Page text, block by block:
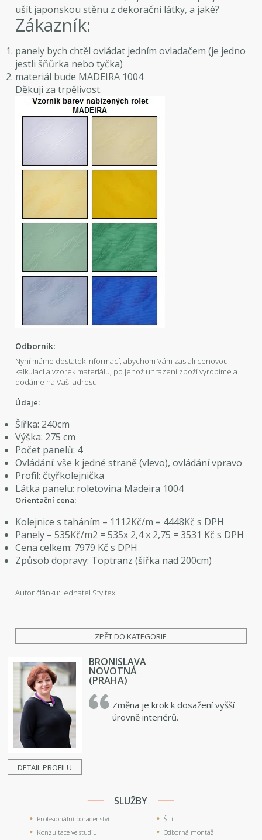
ušít japonskou stěnu z dekorační látky, a jaké?
Zákazník:
panely bych chtěl ovládat jedním ovladačem (je jedno
jestli šňůrka nebo tyčka)
materiál bude MADEIRA 1004
Děkuji za trpělivost.
Odborník:
Nyní máme dostatek informací, abychom Vám zaslali cenovou
kalkulaci a vzorek materiálu, po jehož uhrazení zboží vyrobíme a
dodáme na Vaši adresu.
Údaje:
Šířka: 240cm
Výška: 275 cm
Počet panelů: 4
Ovládání: vše k jedné straně (vlevo), ovládání vpravo
Profil: čtyřkolejnička
Látka panelu: roletovina Madeira 1004
Orientační cena:
Kolejnice s taháním – 1112Kč/m = 4448Kč s DPH
Panely – 535Kč/m2 = 535x 2,4 x 2,75 = 3531 Kč s DPH
Cena celkem: 7979 Kč s DPH
Způsob dopravy: Toptranz (šířka nad 200cm)
Autor článku: jednatel Styltex
ZPĚT DO KATEGORIE
DETAIL PROFILU
BRONISLAVA
NOVOTNÁ
(PRAHA)
Změna je krok k dosažení vyšší
úrovně interiérů.
SLUŽBY
Profesionální poradenství
Konzultace ve studiu
Šití
Odborná montáž